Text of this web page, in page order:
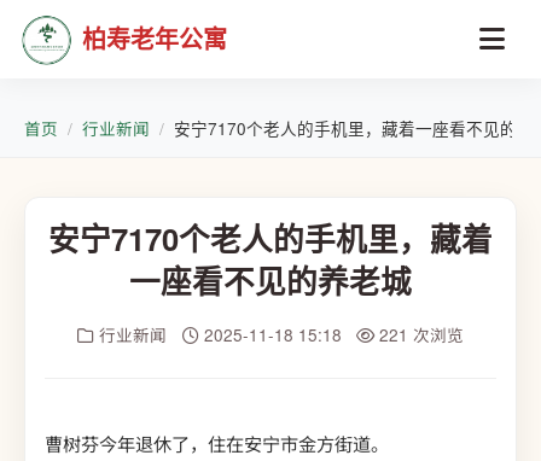
柏寿老年公寓
首页 行业新闻 安宁7170个老人的手机里，藏着一座看不见的养
安宁7170个老人的手机里，藏着
一座看不见的养老城
行业新闻 2025-11-18 15:18 221 次浏览
曹树芬今年退休了，住在安宁市金方街道。